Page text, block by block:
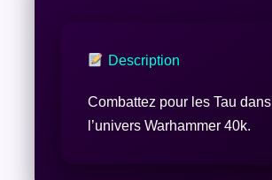
Description
Combattez pour les Tau dans
l’univers Warhammer 40k.